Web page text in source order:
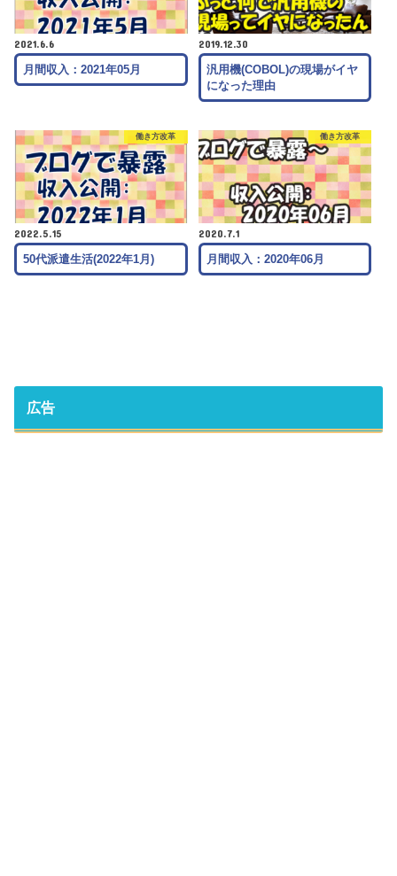
2021.6.6
月間収入：2021年05月
2019.12.30
汎用機(COBOL)の現場がイヤ
になった理由
働き方改革
2022.5.15
50代派遣生活(2022年1月)
働き方改革
2020.7.1
月間収入：2020年06月
広告